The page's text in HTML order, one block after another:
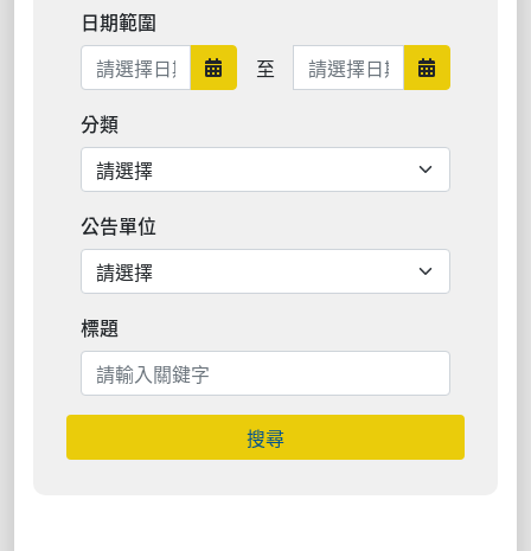
日期範圍
日期範圍開始
至 日期範圍結束 日期範圍
分類
公告單位
標題
搜尋